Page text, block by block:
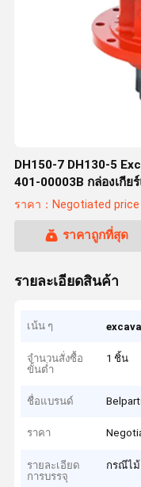
DH150-7 DH130-5
401-00003B กล่องเกีย
ราคา：Negotiated price
ราคาถูกที่สุด
รายละเอียดสินค้า
เน้น ๆ
จำนวนสั่งซื้อ
ขั้นต่ำ
1 ชิ้น
ชื่อแบรนด์
ราคา
รายละเอียด
การบรรจุ
กรณีไม้